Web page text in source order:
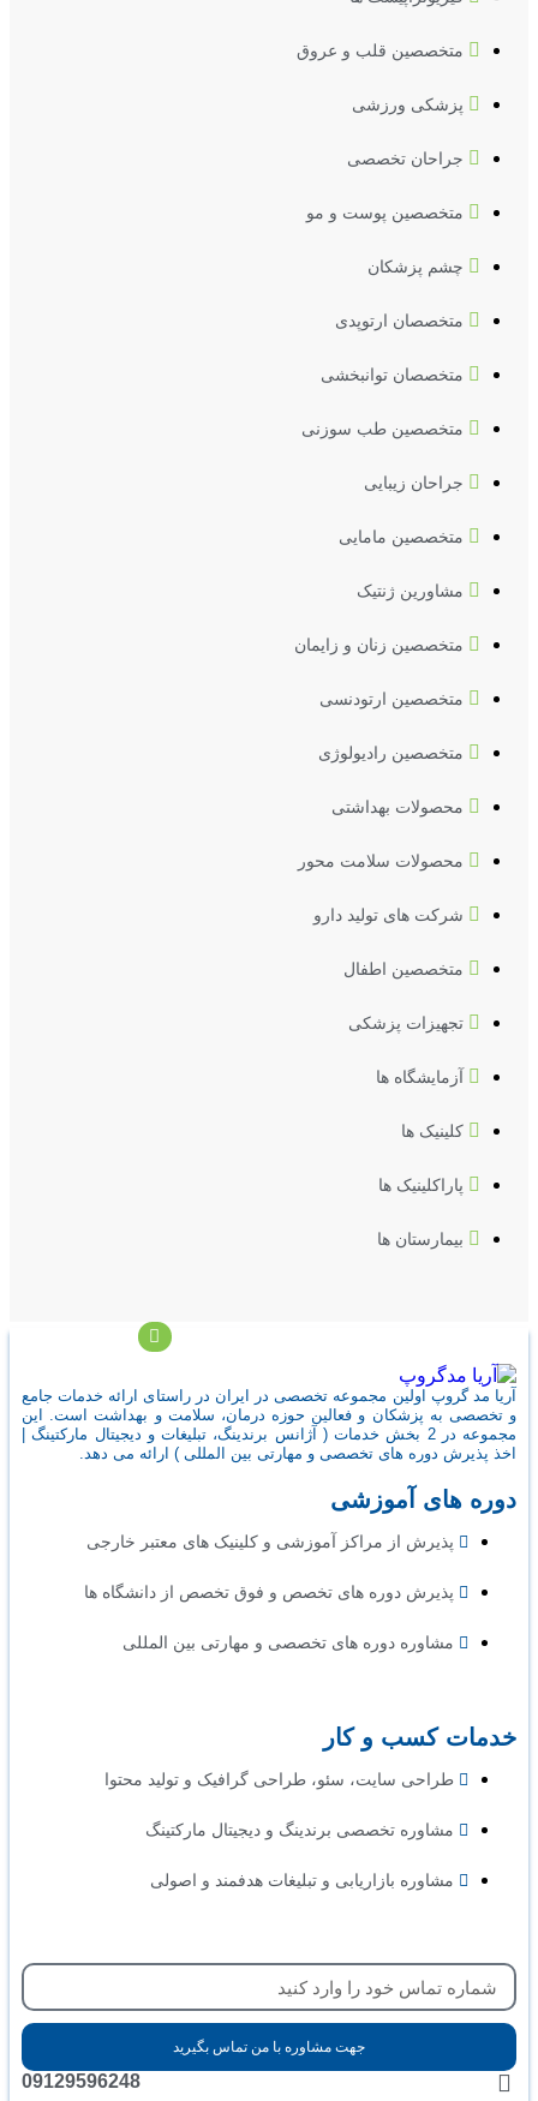
متخصصین قلب و عروق
پزشکی ورزشی
جراحان تخصصی
متخصصین پوست و مو
چشم پزشکان
متخصصان ارتوپدی
متخصصان توانبخشی
متخصصین طب سوزنی
جراحان زیبایی
متخصصین مامایی
مشاورین ژنتیک
متخصصین زنان و زایمان
متخصصین ارتودنسی
متخصصین رادیولوژی
محصولات بهداشتی
محصولات سلامت محور
شرکت های تولید دارو
متخصصین اطفال
تجهیزات پزشکی
آزمایشگاه ها
کلینیک ها
پاراکلینیک ها
بیمارستان ها
آریا مد گروپ اولین مجموعه تخصصی در ایران در راستای ارائه خدمات جامع
و تخصصی به پزشکان و فعالین حوزه درمان، سلامت و بهداشت است. این
مجموعه در 2 بخش خدمات ( آژانس برندینگ، تبلیغات و دیجیتال مارکتینگ |
اخذ پذیرش دوره های تخصصی و مهارتی بین المللی ) ارائه می دهد.
خدمات کسب و کار
طراحی سایت، سئو، طراحی گرافیک و تولید محتوا
مشاوره تخصصی برندینگ و دیجیتال مارکتینگ
مشاوره بازاریابی و تبلیغات هدفمند و اصولی
دوره های آموزشی
پذیرش از مراکز آموزشی و کلینیک های معتبر خارجی
پذیرش دوره های تخصص و فوق تخصص از دانشگاه ها
مشاوره دوره های تخصصی و مهارتی بین المللی
جهت مشاوره با من تماس بگیرید
09129596248